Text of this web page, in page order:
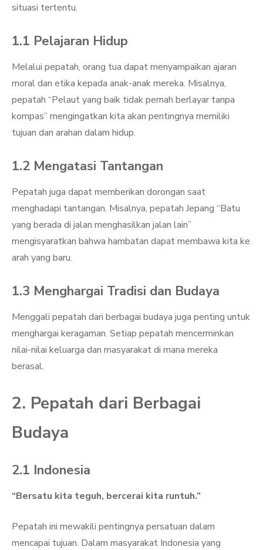
situasi tertentu.
1.1 Pelajaran Hidup
Melalui pepatah, orang tua dapat menyampaikan ajaran
moral dan etika kepada anak-anak mereka. Misalnya,
pepatah “Pelaut yang baik tidak pernah berlayar tanpa
kompas” mengingatkan kita akan pentingnya memiliki
tujuan dan arahan dalam hidup.
1.2 Mengatasi Tantangan
Pepatah juga dapat memberikan dorongan saat
menghadapi tantangan. Misalnya, pepatah Jepang “Batu
yang berada di jalan menghasilkan jalan lain”
mengisyaratkan bahwa hambatan dapat membawa kita ke
arah yang baru.
1.3 Menghargai Tradisi dan Budaya
Menggali pepatah dari berbagai budaya juga penting untuk
menghargai keragaman. Setiap pepatah mencerminkan
nilai-nilai keluarga dan masyarakat di mana mereka
berasal.
2. Pepatah dari Berbagai
Budaya
2.1 Indonesia
“Bersatu kita teguh, bercerai kita runtuh.”
Pepatah ini mewakili pentingnya persatuan dalam
mencapai tujuan. Dalam masyarakat Indonesia yang